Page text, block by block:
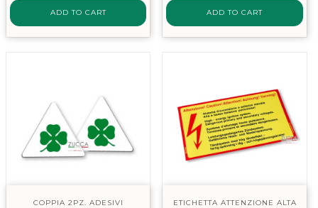
ADD TO CART ADD TO CART
COPPIA 2PZ. ADESIVI
ETICHETTA ATTENZIONE ALTA